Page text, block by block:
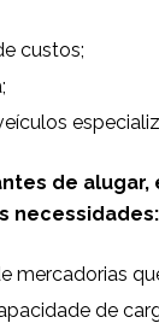
custos;
de
necessidades:
mercadorias
de